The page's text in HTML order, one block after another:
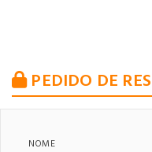
PEDIDO DE
NOME